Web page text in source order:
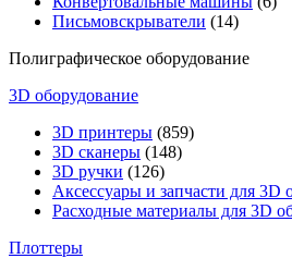
Письмовскрыватели (14)
Полиграфическое оборудование
3D оборудование
3D принтеры (859)
3D сканеры (148)
3D ручки (126)
Аксессуары и запчасти для 3D
Расходные материалы для 3D
Плоттеры